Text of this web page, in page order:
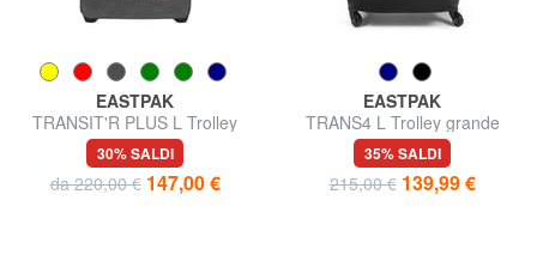
EASTPAK
TRANSIT'R PLUS L Trolley
grande
30% SALDI
da 220,00 € 147,00 €
EASTPAK
TRANS4 L Trolley grande
35% SALDI
215,00 € 139,99 €